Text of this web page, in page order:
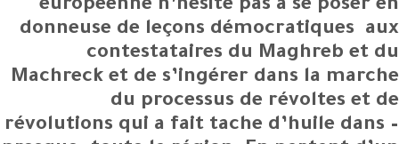
européenne n’hésite pas à se poser en
donneuse de leçons démocratiques aux
contestataires du Maghreb et du
Machreck et de s’ingérer dans la marche
du processus de révoltes et de
révolutions qui a fait tache d’huile dans –